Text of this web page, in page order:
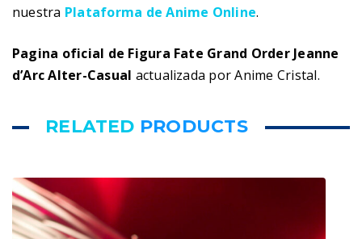
nuestra Plataforma de Anime Online.
Pagina oficial de Figura Fate Grand Order Jeanne
d’Arc Alter-Casual actualizada por Anime Cristal.
RELATED PRODUCTS